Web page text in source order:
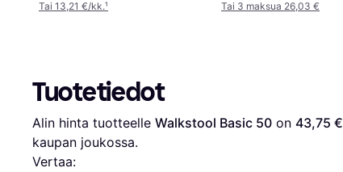
Tai 13,21 €/kk.¹ Tai 3 maksua 26,03 €
Tuotetiedot
Alin hinta tuotteelle Walkstool Basic 50 on 43,75 €
kaupan joukossa.
Vertaa: